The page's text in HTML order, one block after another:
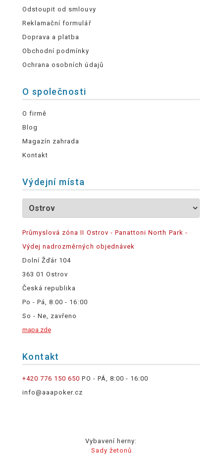
Odstoupit od smlouvy
Reklamační formulář
Doprava a platba
Obchodní podmínky
Ochrana osobních údajů
O společnosti
O firmě
Blog
Magazín zahrada
Kontakt
Výdejní místa
Průmyslová zóna II Ostrov - Panattoni North Park -
Výdej nadrozměrných objednávek
Dolní Žďár 104
363 01 Ostrov
Česká republika
Po - Pá, 8:00 - 16:00
So - Ne, zavřeno
mapa zde
Kontakt
+420 776 150 650 PO - PÁ, 8:00 - 16:00
info@aaapoker.cz
Vybavení herny:
Sady žetonů